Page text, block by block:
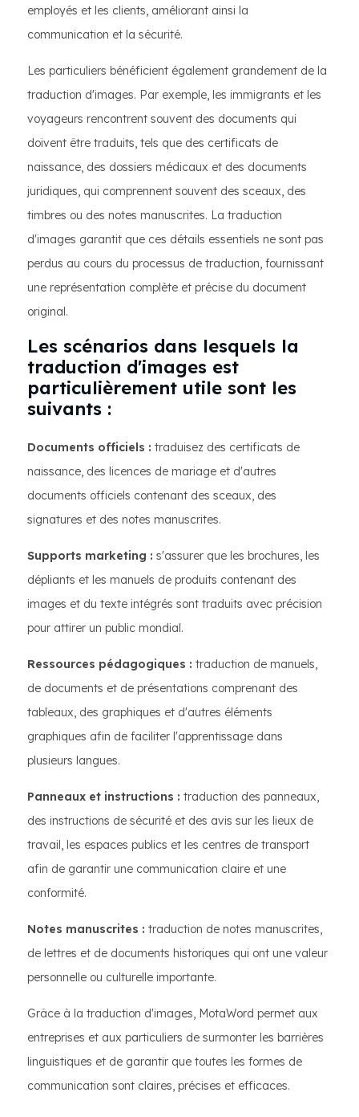
employés et les clients, améliorant ainsi la
communication et la sécurité.
Les particuliers bénéficient également grandement de la
traduction d'images. Par exemple, les immigrants et les
voyageurs rencontrent souvent des documents qui
doivent être traduits, tels que des certificats de
naissance, des dossiers médicaux et des documents
juridiques, qui comprennent souvent des sceaux, des
timbres ou des notes manuscrites. La traduction
d'images garantit que ces détails essentiels ne sont pas
perdus au cours du processus de traduction, fournissant
une représentation complète et précise du document
original.
Les scénarios dans lesquels la
traduction d'images est
particulièrement utile sont les
suivants :
Documents officiels : traduisez des certificats de
naissance, des licences de mariage et d'autres
documents officiels contenant des sceaux, des
signatures et des notes manuscrites.
Supports marketing : s'assurer que les brochures, les
dépliants et les manuels de produits contenant des
images et du texte intégrés sont traduits avec précision
pour attirer un public mondial.
Ressources pédagogiques : traduction de manuels,
de documents et de présentations comprenant des
tableaux, des graphiques et d'autres éléments
graphiques afin de faciliter l'apprentissage dans
plusieurs langues.
Panneaux et instructions : traduction des panneaux,
des instructions de sécurité et des avis sur les lieux de
travail, les espaces publics et les centres de transport
afin de garantir une communication claire et une
conformité.
Notes manuscrites : traduction de notes manuscrites,
de lettres et de documents historiques qui ont une valeur
personnelle ou culturelle importante.
Grâce à la traduction d'images, MotaWord permet aux
entreprises et aux particuliers de surmonter les barrières
linguistiques et de garantir que toutes les formes de
communication sont claires, précises et efficaces.